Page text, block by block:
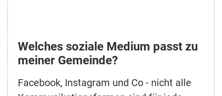
Welches soziale Medium passt zu
meiner Gemeinde?
Facebook, Instagram und Co - nicht alle